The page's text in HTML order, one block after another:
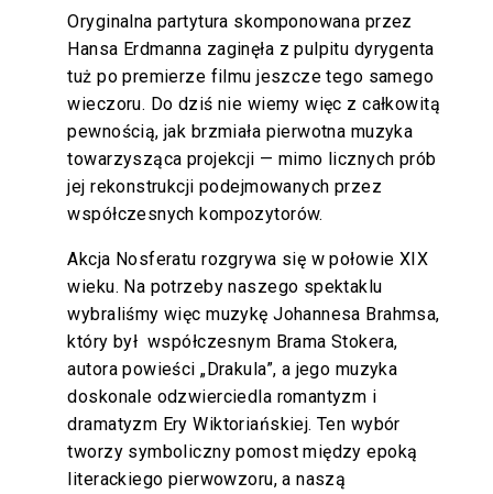
Oryginalna partytura skomponowana przez
Hansa Erdmanna zaginęła z pulpitu dyrygenta
tuż po premierze filmu jeszcze tego samego
wieczoru. Do dziś nie wiemy więc z całkowitą
pewnością, jak brzmiała pierwotna muzyka
towarzysząca projekcji — mimo licznych prób
jej rekonstrukcji podejmowanych przez
współczesnych kompozytorów.
Akcja Nosferatu rozgrywa się w połowie XIX
wieku. Na potrzeby naszego spektaklu
wybraliśmy więc muzykę Johannesa Brahmsa,
który był współczesnym Brama Stokera,
autora powieści „Drakula”, a jego muzyka
doskonale odzwierciedla romantyzm i
dramatyzm Ery Wiktoriańskiej. Ten wybór
tworzy symboliczny pomost między epoką
literackiego pierwowzoru, a naszą